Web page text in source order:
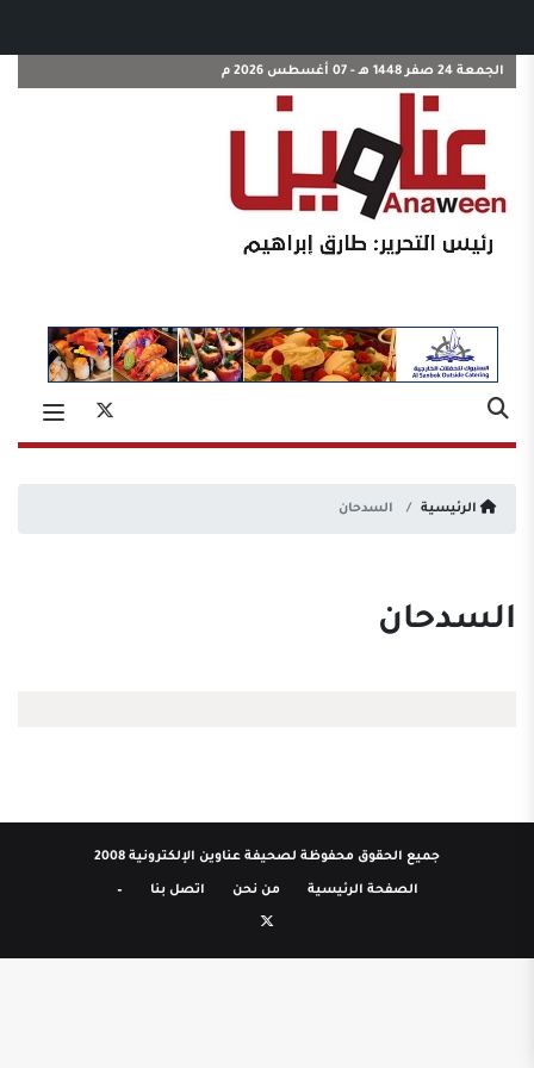
الجمعة 24 صفر 1448 هـ - 07 أغسطس 2026 م
الرئيسية السدحان
السدحان
جميع الحقوق محفوظة لصحيفة عناوين الإلكترونية 2008
الصفحة الرئيسية من نحن اتصل بنا –